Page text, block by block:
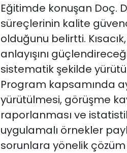
Eğitimde konuşan Doç.
süreçlerinin kalite
olduğunu belirtti.
anlayışını
sistematik şekilde
Program kapsamında
yürütülmesi, görüşme
raporlanması ve
uygulamalı örnekler
sorunlara yönelik